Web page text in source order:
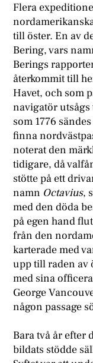
Flera
till öster. En av
Bering, vars
Berings
återkommit till
Havet, och som
navigatör
som 1776
finna
noterat den
tidigare, då
stötte på ett
namn Octavius,
med den döda
på egen hand
från den
karterade med
upp till raden av
med sina
George
någon passage
Bara två år efter
bildats stödde